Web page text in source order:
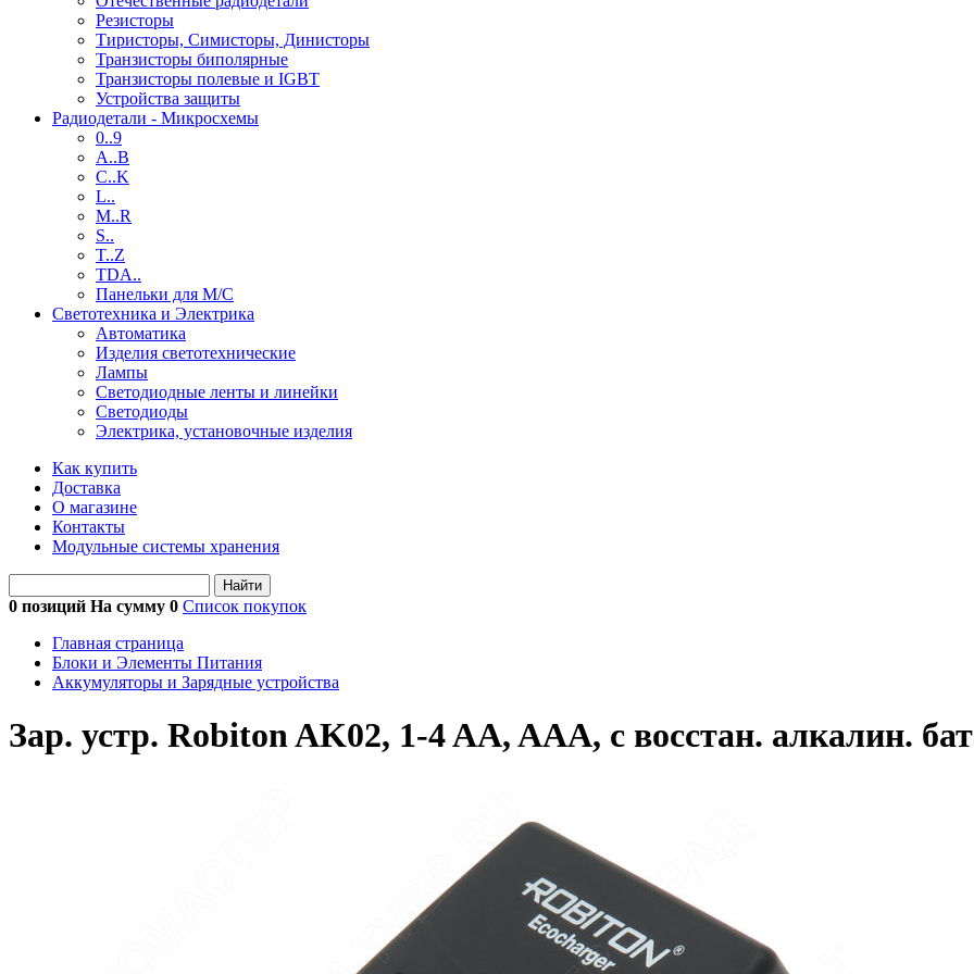
Резисторы
Тиристоры, Симисторы, Динисторы
Транзисторы биполярные
Транзисторы полевые и IGBT
Устройства защиты
Радиодетали - Микросхемы
0..9
A..B
C..K
L..
M..R
S..
T..Z
TDA..
Панельки для М/С
Светотехника и Электрика
Автоматика
Изделия светотехнические
Лампы
Светодиодные ленты и линейки
Светодиоды
Электрика, установочные изделия
Как купить
Доставка
О магазине
Контакты
Модульные системы хранения
Найти
0 позиций На сумму 0 Список покупок
Главная страница
Блоки и Элементы Питания
Аккумуляторы и Зарядные устройства
Зар. устр. Robiton AK02, 1-4 AA, AAA, с восстан. алкалин.